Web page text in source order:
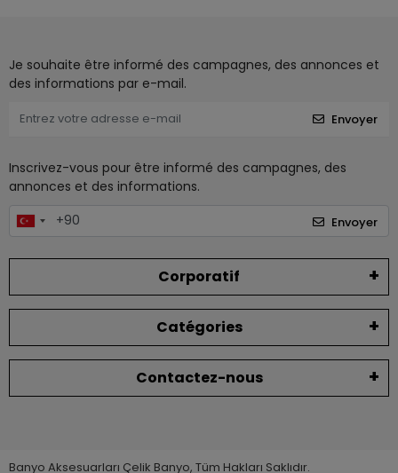
Je souhaite être informé des campagnes, des annonces et
des informations par e-mail.
Envoyer
Inscrivez-vous pour être informé des campagnes, des
annonces et des informations.
Envoyer
Corporatif
Catégories
Contactez-nous
Banyo Aksesuarları Çelik Banyo, Tüm Hakları Saklıdır.